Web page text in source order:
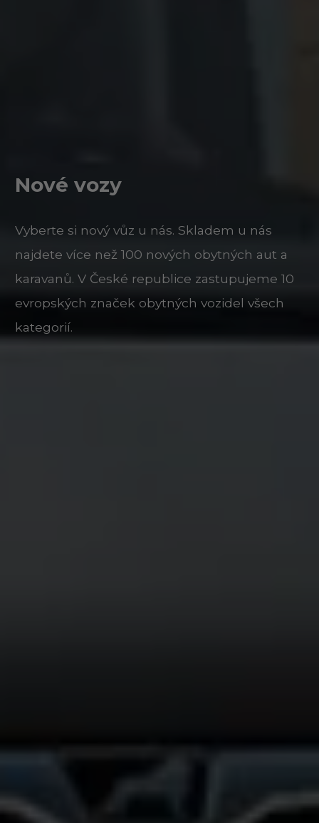
Nové vozy
Vyberte si nový vůz u nás. Skladem u nás
najdete více než 100 nových obytných aut a
karavanů. V České republice zastupujeme 10
evropských značek obytných vozidel všech
kategorií.